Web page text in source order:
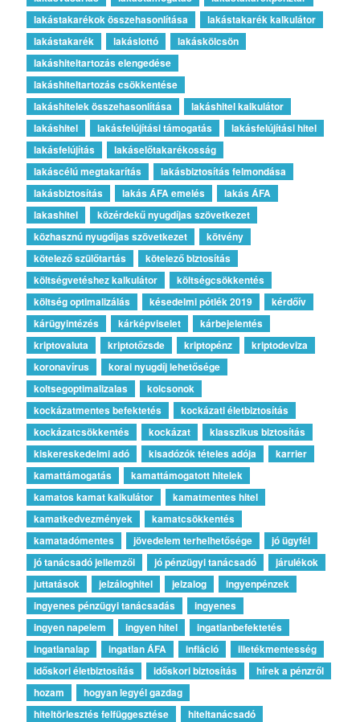
lakástakarékok összehasonlítása
lakástakarék kalkulátor
lakástakarék
lakáslottó
lakáskölcsön
lakáshiteltartozás elengedése
lakáshiteltartozás csökkentése
lakáshitelek összehasonlítása
lakáshitel kalkulátor
lakáshitel
lakásfelújítási támogatás
lakásfelújítási hitel
lakásfelújítás
lakáselőtakarékosság
lakáscélú megtakarítás
lakásbiztosítás felmondása
lakásbiztosítás
lakás ÁFA emelés
lakás ÁFA
lakashitel
közérdekű nyugdíjas szövetkezet
közhasznú nyugdíjas szövetkezet
kötvény
kötelező szülőtartás
kötelező biztosítás
költségvetéshez kalkulátor
költségcsökkentés
költség optimalizálás
késedelmi pótlék 2019
kérdőív
kárügyintézés
kárképviselet
kárbejelentés
kriptovaluta
kriptotőzsde kriptopénz
kriptodeviza
koronavírus
korai nyugdíj lehetősége
koltsegoptimalizalas
kolcsonok
kockázatmentes befektetés
kockázati életbiztosítás
kockázatcsökkentés
kockázat
klasszikus biztosítás
kiskereskedelmi adó
kisadózók tételes adója
karrier
kamattámogatás
kamattámogatott hitelek
kamatos kamat kalkulátor
kamatmentes hitel
kamatkedvezmények
kamatcsökkentés
kamatadómentes
jövedelem terhelhetősége
jó ügyfél
jó tanácsadó jellemzői
jó pénzügyi tanácsadó
járulékok
juttatások
jelzáloghitel jelzalog
ingyenpénzek
ingyenes pénzügyi tanácsadás
ingyenes
ingyen napelem
ingyen hitel
ingatlanbefektetés
ingatlanalap
ingatlan ÁFA infláció
illetékmentesség
időskori életbiztosítás
időskori biztosítás
hírek a pénzről
hozam
hogyan legyél gazdag
hiteltörlesztés felfüggesztése
hiteltanácsadó